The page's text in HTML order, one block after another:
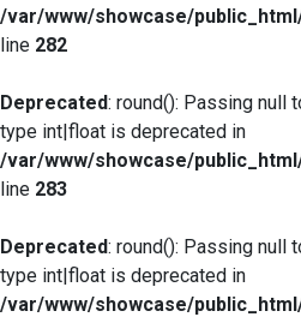
/var/www/showcase/
line 282
Deprecated: round(): Passing null
type int|float is deprecated in
/var/www/showcase/
line 283
Deprecated: round(): Passing null
type int|float is deprecated in
/var/www/showcase/